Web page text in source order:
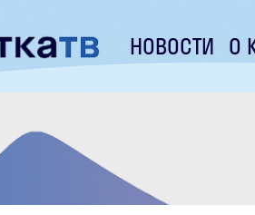
НОВОСТИ О